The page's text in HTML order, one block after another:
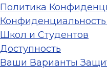
Политика
Школ и Студентов
Доступность
Ваши Варианты